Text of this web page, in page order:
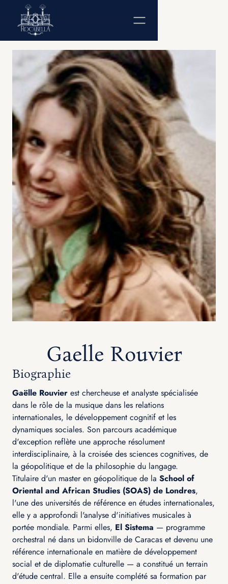
Gaelle Rouvier
Biographie
Gaëlle Rouvier est chercheuse et analyste spécialisée
dans le rôle de la musique dans les relations
internationales, le développement cognitif et les
dynamiques sociales. Son parcours académique
d'exception reflète une approche résolument
interdisciplinaire, à la croisée des sciences cognitives, de
la géopolitique et de la philosophie du langage.
Titulaire d'un master en géopolitique de la School of
Oriental and African Studies (SOAS) de Londres,
l'une des universités de référence en études internationales,
elle y a approfondi l'analyse d'initiatives musicales à
portée mondiale. Parmi elles, El Sistema — programme
orchestral né dans un bidonville de Caracas et devenu une
référence internationale en matière de développement
social et de diplomatie culturelle — a constitué un terrain
d'étude central. Elle a ensuite complété sa formation par